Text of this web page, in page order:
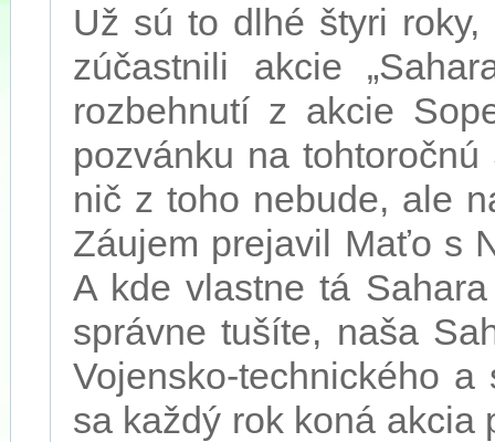
Už sú to dlhé štyri
zúčastnili akcie
rozbehnutí z akcie
pozvánku na
nič z toho nebude, ale
Záujem prejavil Maťo s
A kde vlastne tá
správne tušíte, naša
Vojensko-technického
sa každý rok koná akcia